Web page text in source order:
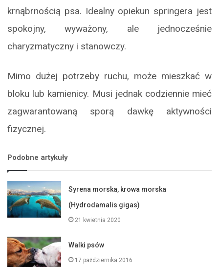
krnąbrnością psa. Idealny opiekun springera jest
spokojny, wyważony, ale jednocześnie
charyzmatyczny i stanowczy.
Mimo dużej potrzeby ruchu, może mieszkać w
bloku lub kamienicy. Musi jednak codziennie mieć
zagwarantowaną sporą dawkę aktywności
fizycznej.
Podobne artykuły
Syrena morska, krowa morska
(Hydrodamalis gigas)
21 kwietnia 2020
Walki psów
17 października 2016